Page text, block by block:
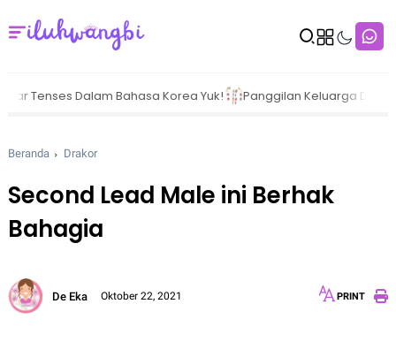
Dalam Bahasa Korea Yuk! Panggilan Keluarga Dalam Bahasa
Beranda Drakor
Second Lead Male ini Berhak
Bahagia
De Eka Oktober 22, 2021 PRINT